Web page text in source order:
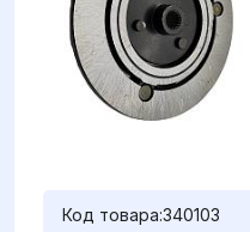
Код товара:340103